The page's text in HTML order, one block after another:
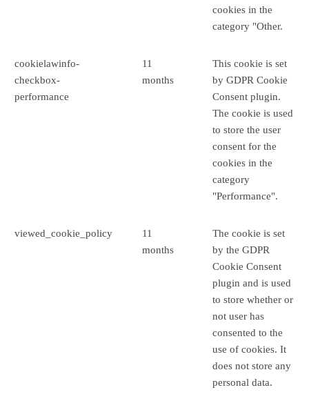
cookies in the
category "Other.
cookielawinfo-
checkbox-
performance
11
months
This cookie is set
by GDPR Cookie
Consent plugin.
The cookie is used
to store the user
consent for the
cookies in the
category
"Performance".
viewed_cookie_policy
11
months
The cookie is set
by the GDPR
Cookie Consent
plugin and is used
to store whether or
not user has
consented to the
use of cookies. It
does not store any
personal data.